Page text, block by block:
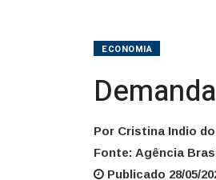
ECONOMIA
Por Cristina Indio
Fonte: Agência
Publicado 28/05/